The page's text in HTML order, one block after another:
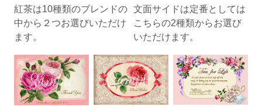
紅茶は10種類のブレンドの
中から２つお選びいただけ
ます。
文面サイドは定番としては
こちらの2種類からお選び
いただけます。